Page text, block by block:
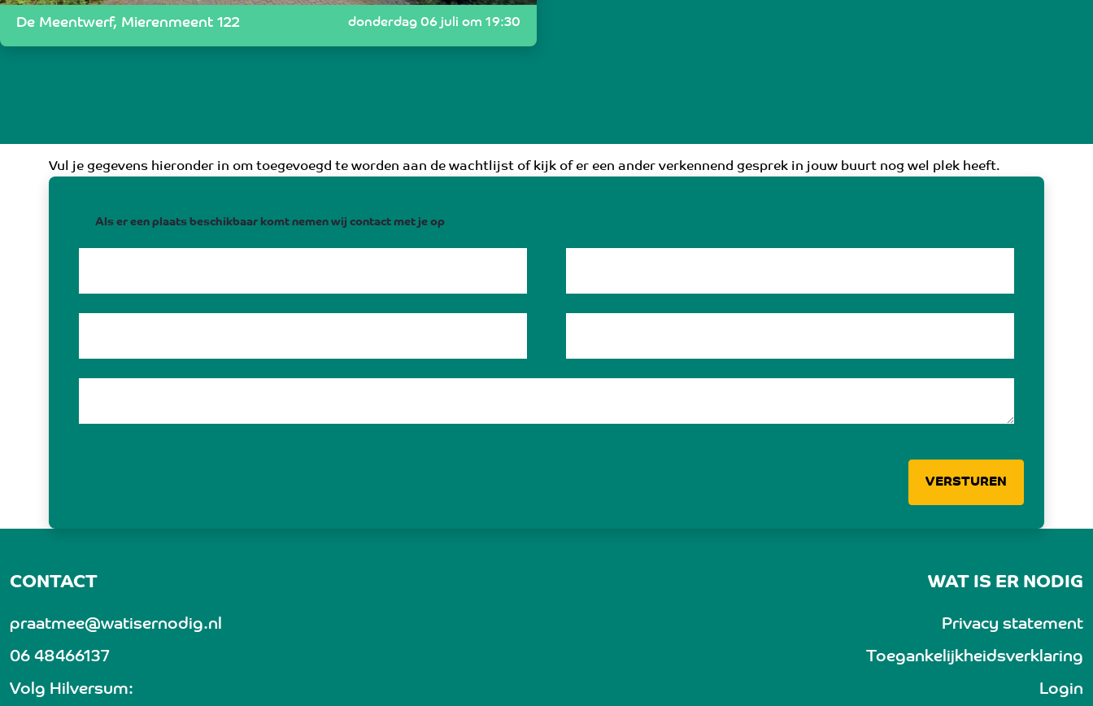
De Meentwerf, Mierenmeent 122 donderdag 06 juli om 19:30
Vul je gegevens hieronder in om toegevoegd te worden aan de wachtlijst of kijk of er een ander verkennend gesprek in jouw buurt nog wel plek heeft.
Als er een plaats beschikbaar komt nemen wij contact met je op
VERSTUREN
CONTACT
praatmee@watisernodig.nl
06 48466137
Volg Hilversum:
WAT IS ER NODIG
Privacy statement
Toegankelijkheidsverklaring
Login